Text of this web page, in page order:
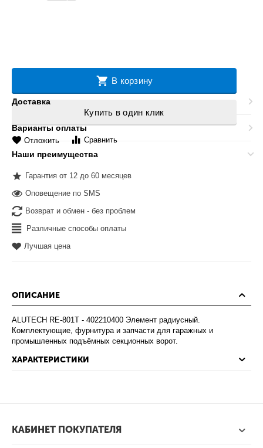
В корзину
Купить в один клик
Отложить Сравнить
Доставка
Варианты оплаты
Наши преимущества
Гарантия от 12 до 60 месяцев
Оповещение по SMS
Возврат и обмен - без проблем
Различные способы оплаты
Лучшая цена
ОПИСАНИЕ
ALUTECH RE-801T - 402210400 Элемент радиусный.
Комплектующие, фурнитура и запчасти для гаражных и
промышленных подъёмных секционных ворот.
ХАРАКТЕРИСТИКИ
КАБИНЕТ ПОКУПАТЕЛЯ